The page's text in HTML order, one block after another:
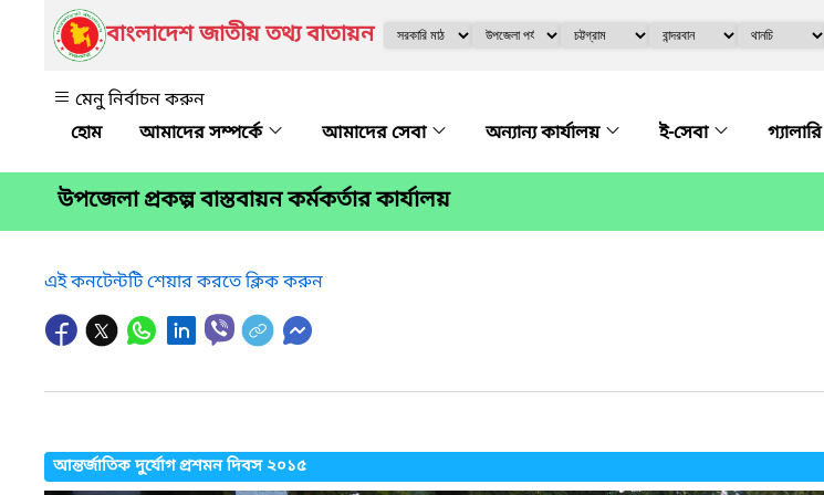
বাংলাদেশ জাতীয় তথ্য বাতায়ন
মেনু নির্বাচন করুন
আমাদের সম্পর্কে
আমাদের সেবা অন্যান্য কার্যালয় ই-সেবা গ্যালারি
উপজেলা প্রকল্প বাস্তবায়ন কর্মকর্তার কার্যালয়
এই কনটেন্টটি শেয়ার করতে ক্লিক করুন
আন্তর্জাতিক দুর্যোগ প্রশমন দিবস ২০১৫